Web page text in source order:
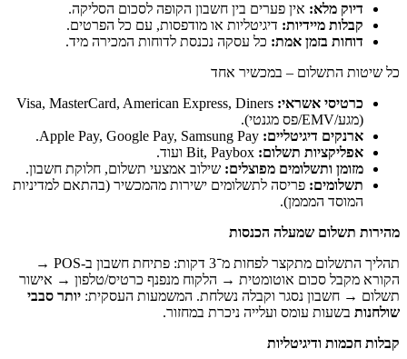
אין פערים בין חשבון הקופה לסכום הסליקה.
דיגיטליות או מודפסות, עם כל הפרטים.
אמת:כל עסקה נכנסת לדוחות המכירה מיד.
– במכשיר אחד
Visa, MasterCard, American Express, Diners
Apple Pay, Google Pay, Samsung Pay.
תשלום:Bit, Paybox ועוד.
מפוצלים:שילוב אמצעי תשלום, חלוקת חשבון.
פריסה לתשלומים ישירות מהמכשיר (בהתאם למדיניות
שמעלה הכנסות
תהליך התשלום מתקצר לפחות מ־3 דקות: פתיחת חשבון ב-POS →
אוטומטית → הלקוח מנפנף כרטיס/טלפון → אישור
נסגר וקבלה נשלחת. המשמעות העסקית:יותר סבבי
ועלייה ניכרת במחזור.